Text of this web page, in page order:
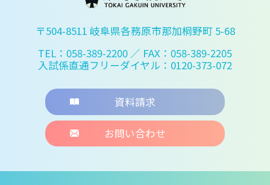
〒504-8511 岐阜県各務原市那加桐野町 5-68
TEL：058-389-2200 ／ FAX：058-389-2205
入試係直通フリーダイヤル：0120-373-072
資料請求
お問い合わせ